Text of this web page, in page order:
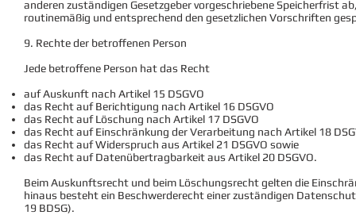
anderen zuständigen Gesetzgeber vorgeschriebene Speicherfrist
routinemäßig und entsprechend den gesetzlichen Vorschriften
9. Rechte der betroffenen Person
Jede betroffene Person hat das Recht
auf Auskunft nach Artikel 15 DSGVO
das Recht auf Berichtigung nach Artikel 16 DSGVO
das Recht auf Löschung nach Artikel 17 DSGVO
das Recht auf Einschränkung der Verarbeitung nach Artikel 18
das Recht auf Widerspruch aus Artikel 21 DSGVO sowie
das Recht auf Datenübertragbarkeit aus Artikel 20 DSGVO.
Beim Auskunftsrecht und beim Löschungsrecht gelten die
hinaus besteht ein Beschwerderecht einer zuständigen
19 BDSG).